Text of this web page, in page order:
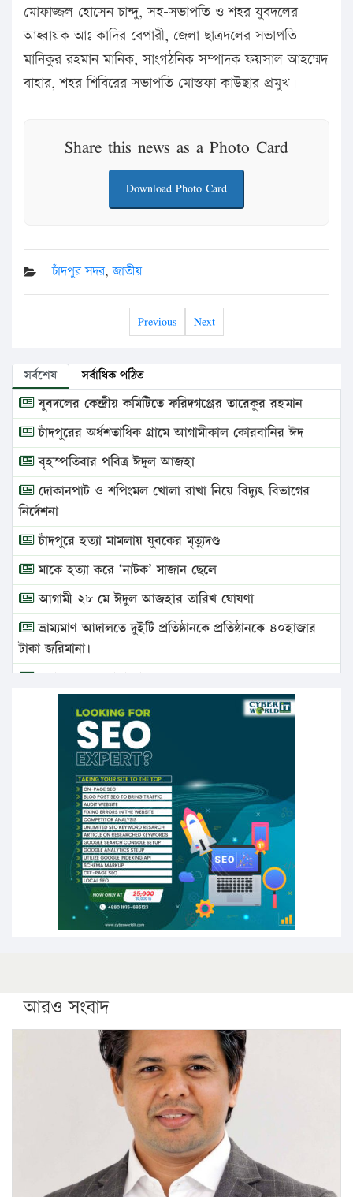
মোফাজ্জল হোসেন চান্দু, সহ-সভাপতি ও শহর যুবদলের
আহ্বায়ক আঃ কাদির বেপারী, জেলা ছাত্রদলের সভাপতি
মানিকুর রহমান মানিক, সাংগঠনিক সম্পাদক ফয়সাল আহম্মেদ
বাহার, শহর শিবিরের সভাপতি মোস্তফা কাউছার প্রমুখ।
Share this news as a Photo Card
Download Photo Card
চাঁদপুর সদর,জাতীয়
Previous Next
সর্বশেষ সর্বাধিক পঠিত
যুবদলের কেন্দ্রীয় কমিটিতে ফরিদগঞ্জের তারেকুর রহমান
চাঁদপুরের অর্ধশতাধিক গ্রামে আগামীকাল কোরবানির ঈদ
বৃহস্পতিবার পবিত্র ঈদুল আজহা
দোকানপাট ও শপিংমল খোলা রাখা নিয়ে বিদ্যুৎ বিভাগের
নির্দেশনা
চাঁদপুরে হত্যা মামলায় যুবকের মৃত্যুদণ্ড
মাকে হত্যা করে ‘নাটক’ সাজান ছেলে
আগামী ২৮ মে ঈদুল আজহার তারিখ ঘোষণা
ভ্রাম্যমাণ আদালতে দুইটি প্রতিষ্ঠানকে প্রতিষ্ঠানকে ৪০হাজার
টাকা জরিমানা।
এবার লঞ্চের ভাড়া বাড়ল
১৭ থেকে ২১ শতাংশ বিদ্যুতের দাম বাড়ানোর প্রস্তাব পিডিবির
১৬ মে চাঁদপুর ও ২৫ মে ফেনী সফরে যাবেন প্রধানমন্ত্রী
উচ্চশিক্ষায় গৌরবময় অর্জন: পূর্ণ স্কলারশিপে যুক্তরাষ্ট্রে
পিএইচডি করছেন কুয়েটের কৃতি…
সারা দেশে বজ্রাঘাতে ১৪ জনের প্রাণহানি
কঠোর হচ্ছে এসএসসি ও এইচএসসি পরীক্ষা
ফরিদগঞ্জে আগুনে পুড়লো ৬ ব্যবসা প্রতিষ্ঠান
আরও সংবাদ